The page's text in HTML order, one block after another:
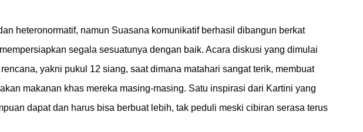
heteronormatif, namun Suasana komunikatif berhasil dibangun berkat
segala sesuatunya dengan baik. Acara diskusi yang dimulai
yakni pukul 12 siang, saat dimana matahari sangat terik, membuat
makanan khas mereka masing-masing. Satu inspirasi dari Kartini yang
dapat dan harus bisa berbuat lebih, tak peduli meski cibiran serasa terus